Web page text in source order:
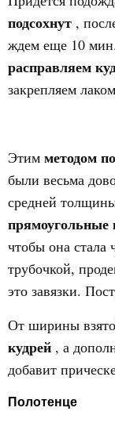
подсохнут ,
ждем еще 10
расправляем
закрепляем
Этим методом
были весьма
средней
прямоугольные
чтобы она стала
трубочкой,
это завязки.
От ширины
кудрей , а
добавит
Полотенце